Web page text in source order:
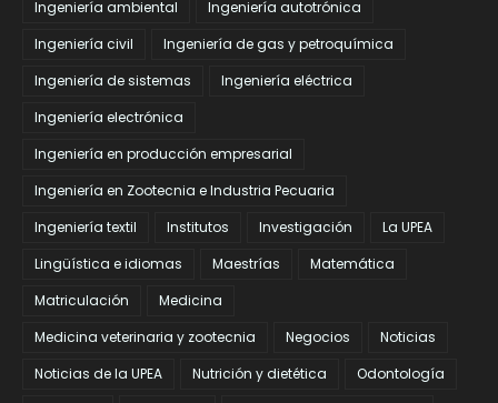
Ingeniería ambiental
Ingeniería autotrónica
Ingeniería civil
Ingeniería de gas y petroquímica
Ingeniería de sistemas
Ingeniería eléctrica
Ingeniería electrónica
Ingeniería en producción empresarial
Ingeniería en Zootecnia e Industria Pecuaria
Ingeniería textil
Institutos Investigación
La UPEA
Lingüística e idiomas
Maestrías
Matemática
Matriculación
Medicina
Medicina veterinaria y zootecnia
Negocios
Noticias
Noticias de la UPEA
Nutrición y dietética
Odontología